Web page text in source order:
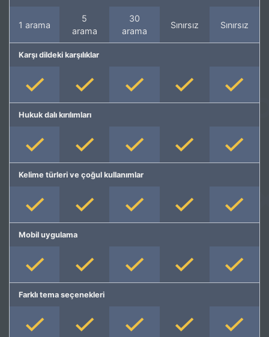
1 arama
5
arama
30
arama
Sınırsız Sınırsız
Karşı dildeki karşılıklar
Hukuk dalı kırılımları
Kelime türleri ve çoğul kullanımlar
Mobil uygulama
Farklı tema seçenekleri